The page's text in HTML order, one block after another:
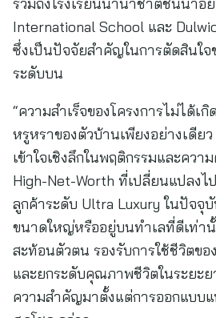
International School และ
ซึ่งเป็นปัจจัยสำคัญในการตัดสินใจ
ระดับบน
“ความสำเร็จของโครงการไม่ได้เ
หรูหราของตัวบ้านเพียงอย่างเดีย
เข้าใจเชิงลึกในพฤติกรรมและควา
High-Net-Worth ที่เปลี่ยนแปลงไ
ลูกค้าระดับ Ultra Luxury ในปัจจุ
ขนาดใหญ่หรืออยู่บนทำเลที่ดีเท่า
สะท้อนตัวตน รองรับการใช้ชีวิตขอ
และยกระดับคุณภาพชีวิตในระยะย
ความสำคัญมาตั้งแต่การออกแบบแ